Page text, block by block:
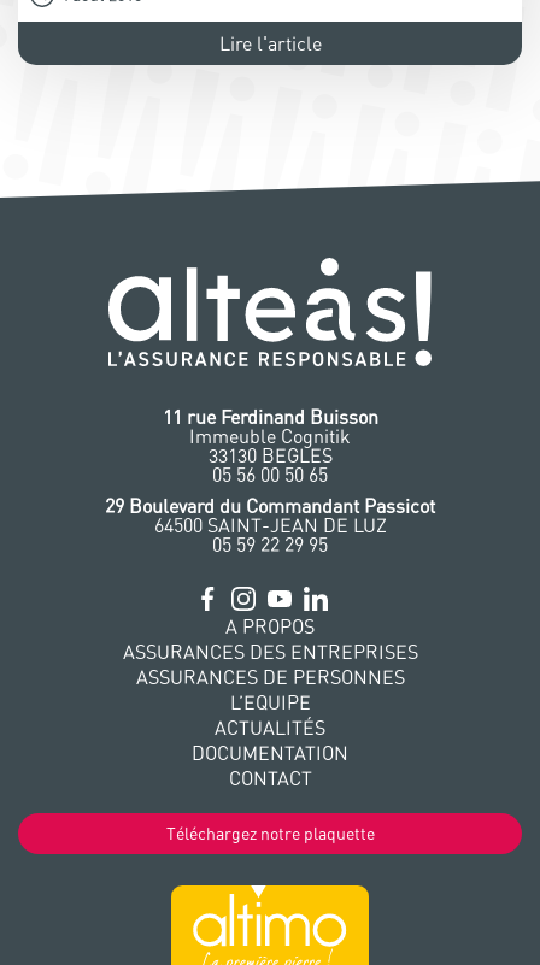
Lire l'article
11 rue Ferdinand Buisson
Immeuble Cognitik
33130 BEGLES
‭05 56 00 50 65
‭29 Boulevard du Commandant Passicot
64500 SAINT-JEAN DE LUZ
05 59 22 29 95
A PROPOS
ASSURANCES DES ENTREPRISES
ASSURANCES DE PERSONNES
L’EQUIPE
ACTUALITÉS
DOCUMENTATION
CONTACT
Téléchargez notre plaquette